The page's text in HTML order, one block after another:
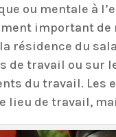
ou mentale à
important
résidence du
de travail ou
du travail.
lieu de travail,